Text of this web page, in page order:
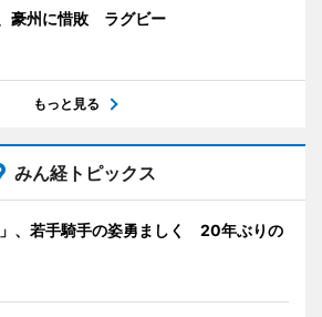
豪州に惜敗 ラグビー
もっと見る
みん経トピックス
、若手騎手の姿勇ましく 20年ぶりの